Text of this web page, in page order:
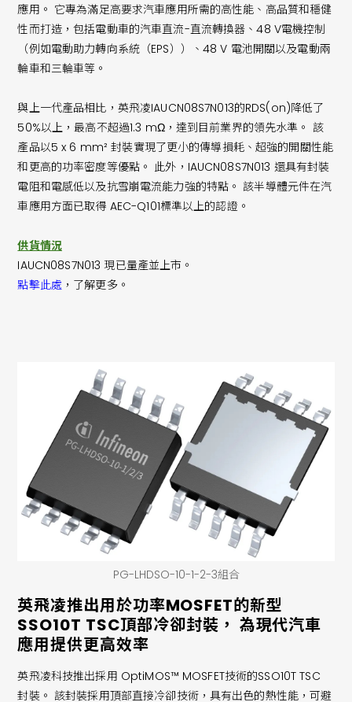
應用。 它專為滿足高要求汽車應用所需的高性能、高品質和穩健
性而打造，包括電動車的汽車直流-直流轉換器、48 V電機控制
（例如電動助力轉向系統（EPS））、48 V 電池開關以及電動兩
輪車和三輪車等。
與上一代產品相比，英飛凌IAUCN08S7N013的RDS(on)降低了
50%以上，最高不超過1.3 mΩ，達到目前業界的領先水準。 該
產品以5 x 6 mm² 封裝實現了更小的傳導損耗、超強的開關性能
和更高的功率密度等優點。 此外，IAUCN08S7N013 還具有封裝
電阻和電感低以及抗雪崩電流能力強的特點。 該半導體元件在汽
車應用方面已取得 AEC-Q101標準以上的認證。
供貨情況
IAUCN08S7N013 現已量產並上市。
點擊此處 ，了解更多。
PG-LHDSO-10-1-2-3組合
英飛凌推出用於功率MOSFET的新型
SSO10T TSC頂部冷卻封裝， 為現代汽車
應用提供更高效率
英飛凌科技推出採用 OptiMOS™ MOSFET技術的SSO10T TSC
封裝。 該封裝採用頂部直接冷卻技術，具有出色的熱性能，可避